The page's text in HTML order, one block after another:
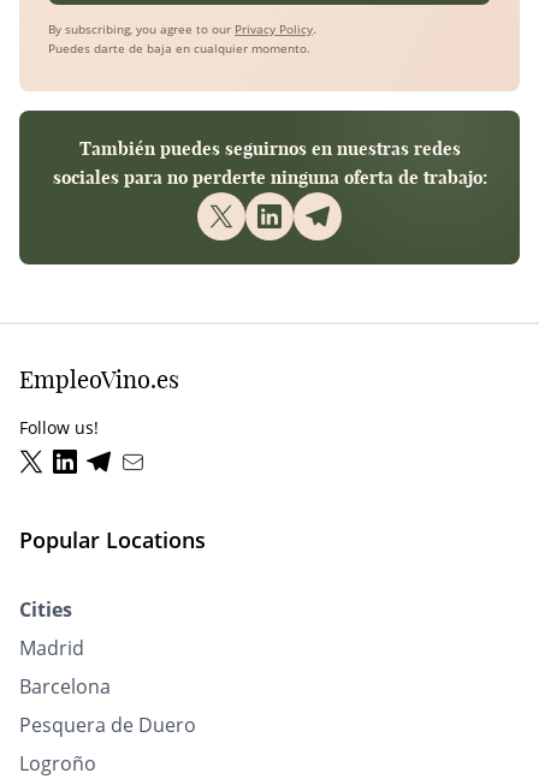
By subscribing, you agree to our Privacy Policy.
Puedes darte de baja en cualquier momento.
También puedes seguirnos en nuestras redes
sociales para no perderte ninguna oferta de trabajo:
EmpleoVino.es
Follow us!
Popular Locations
Cities
Madrid
Barcelona
Pesquera de Duero
Logroño